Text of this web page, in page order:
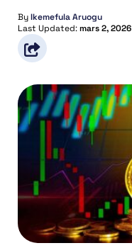
ByIkemefula Aruogu
Last Updated:mars 2, 2026